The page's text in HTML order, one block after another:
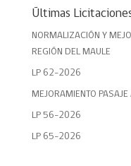
Últimas
NORMALIZACIÓN Y
REGIÓN DEL MAULE
LP 62-2026
MEJORAMIENTO
LP 56-2026
LP 65-2026